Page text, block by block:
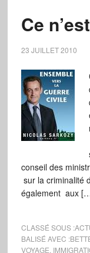
Ce
23 JUILLET 2010
conseil des
sur la criminalité
également aux
CLASSÉ SOUS :
BALISÉ AVEC :
VOYAGE